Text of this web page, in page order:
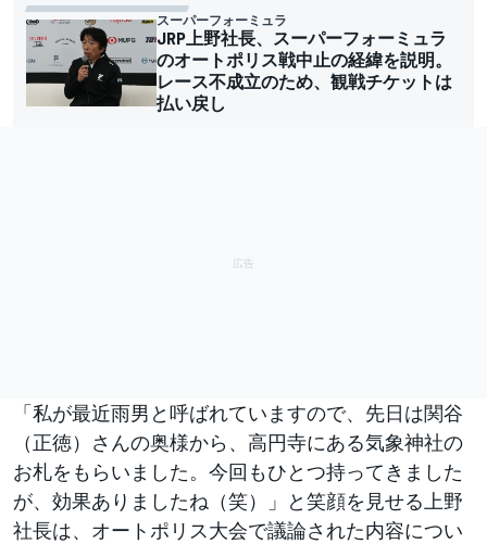
スーパーフォーミュラ
JRP上野社長、スーパーフォーミュラ
のオートポリス戦中止の経緯を説明。
レース不成立のため、観戦チケットは
払い戻し
「私が最近雨男と呼ばれていますので、先日は関谷
（正徳）さんの奥様から、高円寺にある気象神社の
お札をもらいました。今回もひとつ持ってきました
が、効果ありましたね（笑）」と笑顔を見せる上野
社長は、オートポリス大会で議論された内容につい